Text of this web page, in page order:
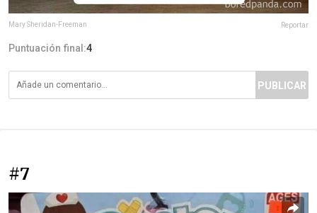
Mary Sheridan-Freeman Reportar
Puntuación final:4
PUBLICAR
#7